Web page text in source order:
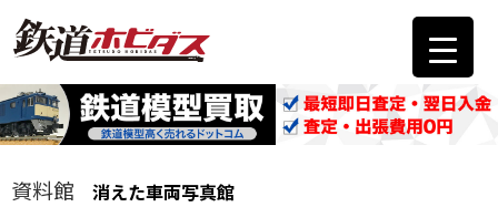
資料館 消えた車両写真館